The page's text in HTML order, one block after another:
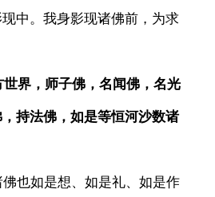
中。我身影现诸佛前，为求
界，师子佛，名闻佛，名光
持法佛，如是等恒河沙数诸
也如是想、如是礼、如是作